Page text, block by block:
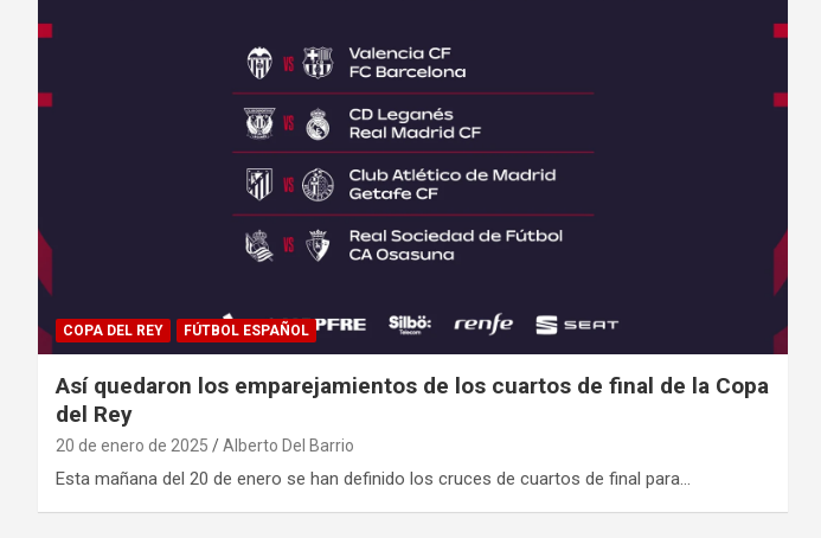
COPA DEL REY FÚTBOL ESPAÑOL
Así quedaron los emparejamientos de los cuartos de final de la Copa
del Rey
20 de enero de 2025 Alberto Del Barrio
Esta mañana del 20 de enero se han definido los cruces de cuartos de final para…